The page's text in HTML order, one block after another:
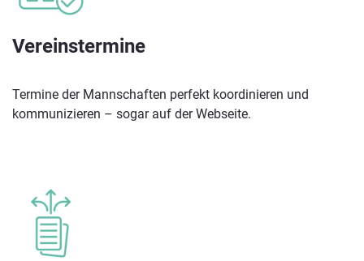
Vereinstermine
Termine der Mannschaften perfekt koordinieren und
kommunizieren – sogar auf der Webseite.